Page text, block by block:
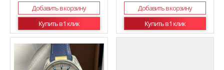
Добавить в корзину
Купить в 1 клик
Добавить в корзину
Купить в 1 клик